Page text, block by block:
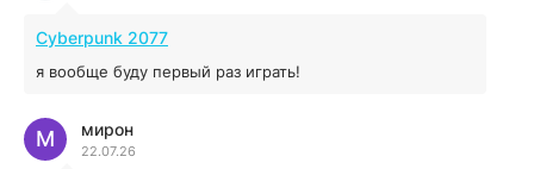
04.12.2025
16.95 ГБ
04.12.2025
Cyberpunk 2077
я вообще буду первый раз играть!
мирон
22.07.26
М